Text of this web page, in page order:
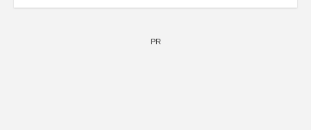
PR